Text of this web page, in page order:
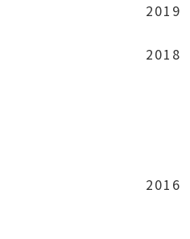
2019
2018
2016